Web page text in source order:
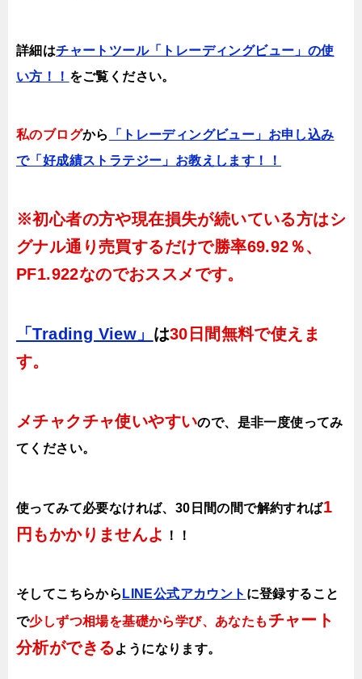
詳細はチャートツール「トレーディングビュー」の使
い方！！ をご覧ください。
私のブログから
「トレーディングビュー」お申し込み
で「好成績ストラテジー」お教えします！！
※初心者の方や現在損失が続いている方はシ
グナル通り売買するだけで勝率69.92％、
PF1.922なのでおススメです。
「Trading View」 は30日間無料で使えま
す。
メチャクチャ使いやすいので、 是非一度使ってみ
てください。
使ってみて必要なければ、30日間の間で解約すれば1
円もかかりませんよ
！！
そしてこちらから LINE公式アカウント に登録すること
で少しずつ相場を基礎から学び、あなたも チャート
分析ができるようになります。